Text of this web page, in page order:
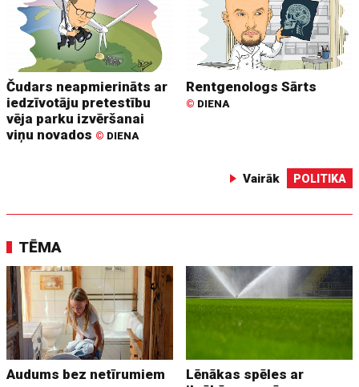
Čudars neapmierināts ar
iedzīvotāju pretestību
vēja parku izvēršanai
viņu novados © DIENA
Rentgenologs Sārts
© DIENA
Vairāk POLITIKA
TĒMA
Audums bez netīrumiem
Lēnākas spēles ar